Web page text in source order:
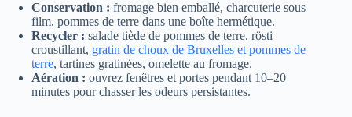
Conservation : fromage bien emballé, charcuterie sous
film, pommes de terre dans une boîte hermétique.
Recycler : salade tiède de pommes de terre, rösti
croustillant, gratin de choux de Bruxelles et pommes de
terre, tartines gratinées, omelette au fromage.
Aération : ouvrez fenêtres et portes pendant 10–20
minutes pour chasser les odeurs persistantes.